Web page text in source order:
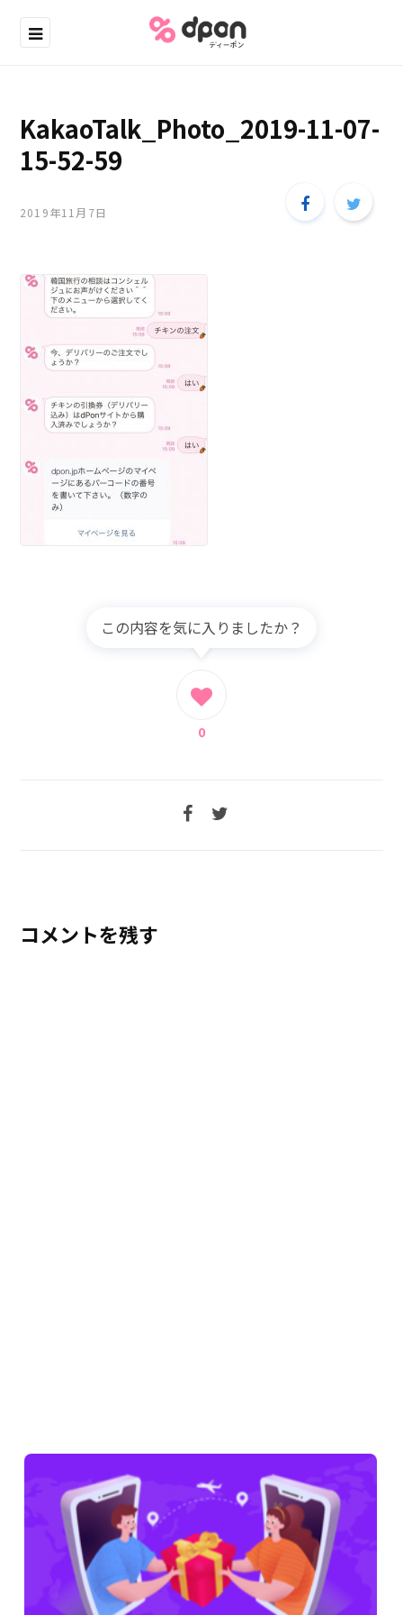
KakaoTalk_Photo_2019-11-07-
15-52-59
2019年11月7日
この内容を気に入りましたか？
0
コメントを残す